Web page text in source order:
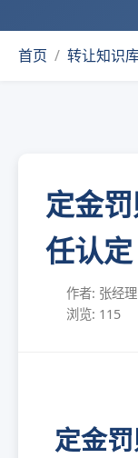
首页 / 转让知识
定金
任认定
作者: 张经理
浏览: 115
定金